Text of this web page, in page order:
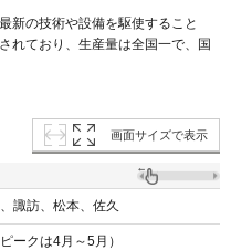
新の技術や設備を駆使すること
れており、生産量は全国一で、国
画面サイズで表示
諏訪、松本、佐久
ークは4月～5月）